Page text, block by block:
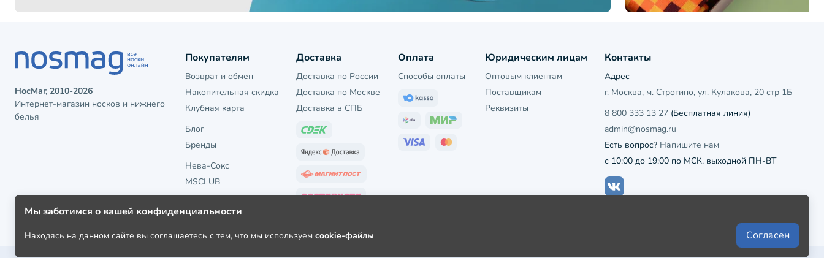
НосМаг, 2010-2026
Интернет-магазин носков и нижнего
белья
Покупателям
Возврат и обмен
Накопительная скидка
Клубная карта
Блог
Бренды
Нева-Сокс
MSCLUB
Доставка
Доставка по России
Доставка по Москве
Доставка в СПБ
Оплата
Способы оплаты
Юридическим лицам
Оптовым клиентам
Поставщикам
Реквизиты
Контакты
Адрес
г. Москва, м. Строгино, ул. Кулакова, 20 стр 1Б
8 800 333 13 27(Бесплатная линия)
admin@nosmag.ru
Есть вопрос? Напишите нам
с 10:00 до 19:00 по МСК, выходной ПН-ВТ
Мы заботимся о вашей конфиденциальности
Находясь на данном сайте вы соглашаетесь с тем, что мы используем cookie-файлы Согласен